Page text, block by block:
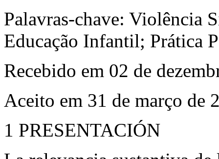
Palavras-chave: Violência
Educação Infantil; Prática
Recebido em 02 de
Aceito em 31 de março de
1 PRESENTACIÓN